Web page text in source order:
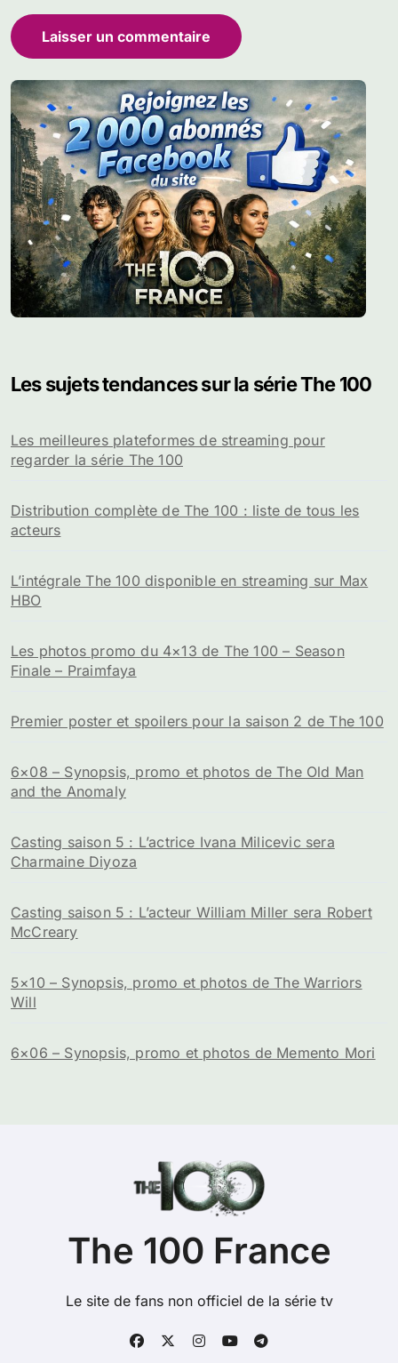
Les sujets tendances sur la série The 100
Les meilleures plateformes de streaming pour
regarder la série The 100
Distribution complète de The 100 : liste de tous les
acteurs
L’intégrale The 100 disponible en streaming sur Max
HBO
Les photos promo du 4×13 de The 100 – Season
Finale – Praimfaya
Premier poster et spoilers pour la saison 2 de The 100
6×08 – Synopsis, promo et photos de The Old Man
and the Anomaly
Casting saison 5 : L’actrice Ivana Milicevic sera
Charmaine Diyoza
Casting saison 5 : L’acteur William Miller sera Robert
McCreary
5×10 – Synopsis, promo et photos de The Warriors
Will
6×06 – Synopsis, promo et photos de Memento Mori
The 100 France
Le site de fans non officiel de la série tv